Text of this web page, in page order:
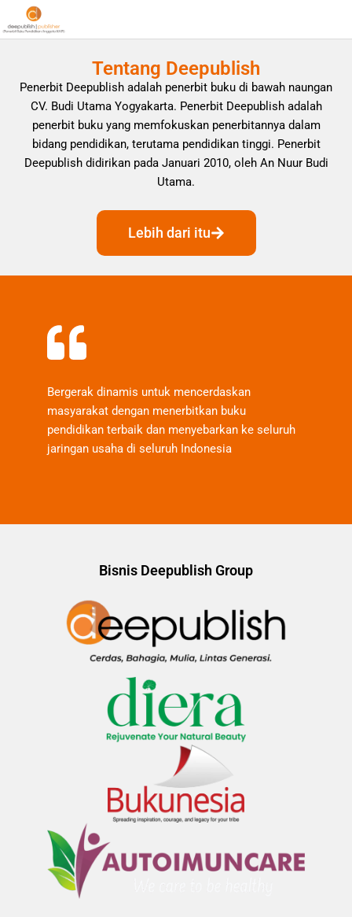
Tentang Deepublish
Penerbit Deepublish adalah penerbit buku di bawah naungan
CV. Budi Utama Yogyakarta. Penerbit Deepublish adalah
penerbit buku yang memfokuskan penerbitannya dalam
bidang pendidikan, terutama pendidikan tinggi. Penerbit
Deepublish didirikan pada Januari 2010, oleh An Nuur Budi
Utama.
Lebih dari itu
Bergerak dinamis untuk mencerdaskan
masyarakat dengan menerbitkan buku
pendidikan terbaik dan menyebarkan ke seluruh
jaringan usaha di seluruh Indonesia
Bisnis Deepublish Group